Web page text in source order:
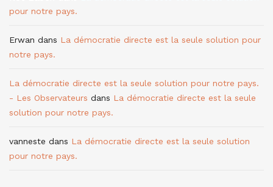
pour notre pays.
Erwan dans La démocratie directe est la seule solution pour
notre pays.
La démocratie directe est la seule solution pour notre pays.
- Les Observateurs dans La démocratie directe est la seule
solution pour notre pays.
vanneste dans La démocratie directe est la seule solution
pour notre pays.